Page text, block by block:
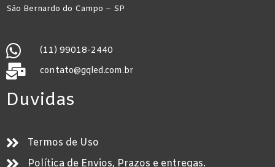
São Bernardo do Campo – SP
(11) 99018-2440
contato@gqled.com.br
Duvidas
Termos de Uso
Política de Envios, Prazos e entregas.